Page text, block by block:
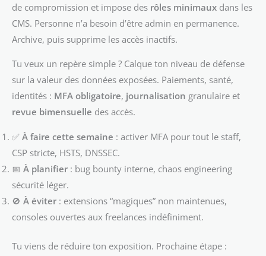
de compromission et impose des rôles minimaux dans les
CMS. Personne n’a besoin d’être admin en permanence.
Archive, puis supprime les accès inactifs.
Tu veux un repère simple ? Calque ton niveau de défense
sur la valeur des données exposées. Paiements, santé,
identités : MFA obligatoire, journalisation granulaire et
revue bimensuelle des accès.
✅ À faire cette semaine : activer MFA pour tout le staff,
CSP stricte, HSTS, DNSSEC.
📅 À planifier : bug bounty interne, chaos engineering
sécurité léger.
🚫 À éviter : extensions “magiques” non maintenues,
consoles ouvertes aux freelances indéfiniment.
Tu viens de réduire ton exposition. Prochaine étape :